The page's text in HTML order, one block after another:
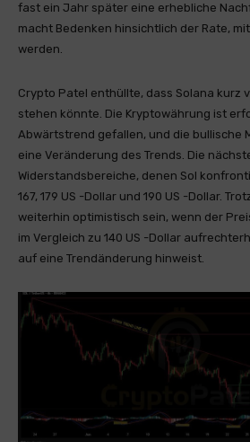
fast ein Jahr später eine erhebliche
macht Bedenken hinsichtlich der Rate, mit
werden.
Crypto Patel enthüllte, dass Solana kurz
stehen könnte. Die Kryptowährung ist
Abwärtstrend gefallen, und die bullische
eine Veränderung des Trends. Die
Widerstandsbereiche, denen Sol
167, 179 US -Dollar und 190 US -Dollar.
weiterhin optimistisch sein, wenn der
im Vergleich zu 140 US -Dollar
auf eine Trendänderung hinweist.